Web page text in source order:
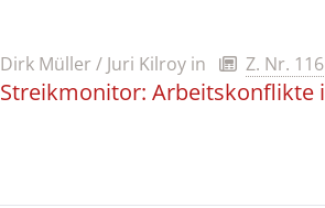
Dirk Müller / Juri Kilroy in Z. Nr. 116
Streikmonitor: Arbeitskonflikte